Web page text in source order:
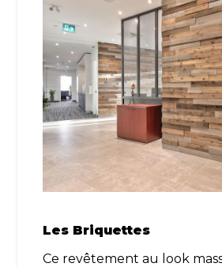
Les Briquettes
Ce revêtement au look